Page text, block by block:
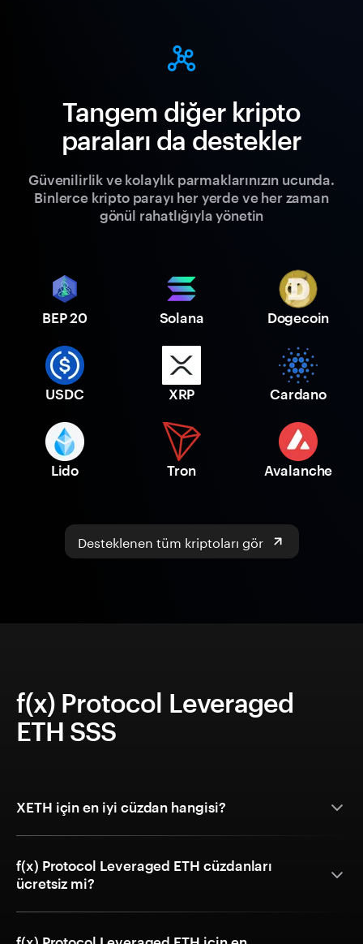
Tangem diğer kripto
paraları da destekler
Güvenilirlik ve kolaylık parmaklarınızın ucunda.
Binlerce kripto parayı her yerde ve her zaman
gönül rahatlığıyla yönetin
BEP 20 Solana Dogecoin
USDC XRP Cardano
Lido Tron Avalanche
Desteklenen tüm kriptoları gör
f(x) Protocol Leveraged
ETH SSS
XETH için en iyi cüzdan hangisi?
f(x) Protocol Leveraged ETH cüzdanları
ücretsiz mi?